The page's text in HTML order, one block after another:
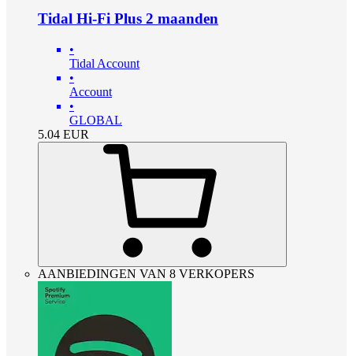
Tidal Hi-Fi Plus 2 maanden
•
Tidal Account
•
Account
•
GLOBAL
5.04 EUR
AANBIEDINGEN VAN 8 VERKOPERS